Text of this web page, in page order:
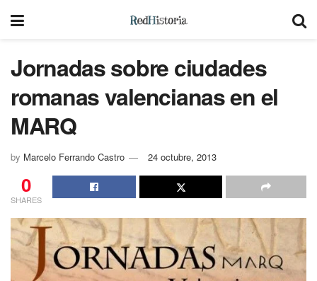
Jornadas sobre ciudades
romanas valencianas en el
MARQ
by Marcelo Ferrando Castro 24 octubre, 2013
0
SHARES